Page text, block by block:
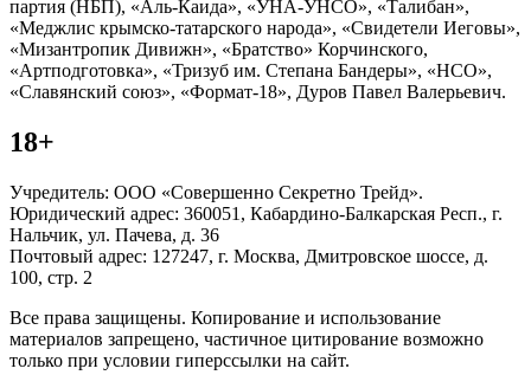
партия (НБП), «Аль-Каида», «УНА-УНСО», «Талибан»,
«Меджлис крымско-татарского народа», «Свидетели Иеговы»,
«Мизантропик Дивижн», «Братство» Корчинского,
«Артподготовка», «Тризуб им. Степана Бандеры», «НСО»,
«Славянский союз», «Формат-18», Дуров Павел Валерьевич.
18+
Учредитель: ООО «Совершенно Секретно Трейд».
Юридический адрес: 360051, Кабардино-Балкарская Респ., г.
Нальчик, ул. Пачева, д. 36
Почтовый адрес: 127247, г. Москва, Дмитровское шоссе, д.
100, стр. 2
Все права защищены. Копирование и использование
материалов запрещено, частичное цитирование возможно
только при условии гиперссылки на сайт.